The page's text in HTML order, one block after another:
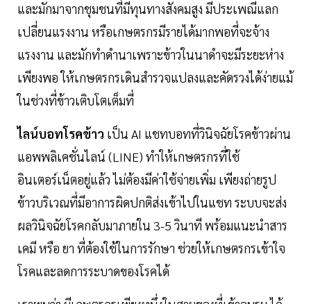
และมักมาจากชุมชนที่มีทุนทางสังคมสูง มีประเพณีแลก
เปลี่ยนแรงงาน หรือเกษตรกรมีรายได้มากพอที่จะจ้าง
แรงงาน และมักทำดำนาเพราะข้าวในนาดำจะมีระยะห่าง
เพียงพอ ให้เกษตรกรเดินสำรวจแปลงและคัดรวงได้ง่ายแม้
ในช่วงที่ข้าวเติบโตเต็มที่
ไลน์บอทโรคข้าว เป็น AI แชทบอทที่วินิจฉัยโรคข้าวผ่าน
แอพพลิเคชั่นไลน์ (LINE) ทำให้เกษตรกรที่ใช้
อินเตอร์เน็ตอยู่แล้ว ไม่ต้องมีค่าใช้จ่ายเพิ่ม เพียงถ่ายรูป
ข้าวบริเวณที่มีอาการผิดปกติส่งเข้าไปในแชท ระบบจะส่ง
ผลวินิจฉัยโรคกลับมาภายใน 3-5 วินาที พร้อมแนะนำสาร
เคมี หรือ ยา ที่ต้องใช้ในการรักษา ช่วยให้เกษตรกรเข้าใจ
โรคและลดการระบาดของโรคได้